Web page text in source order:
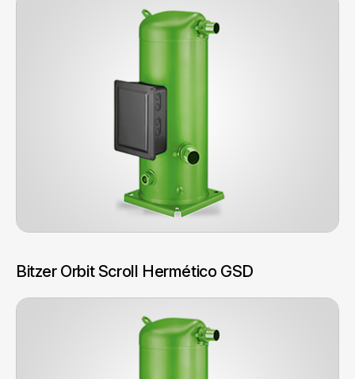
Bitzer Orbit Scroll Hermético GSD